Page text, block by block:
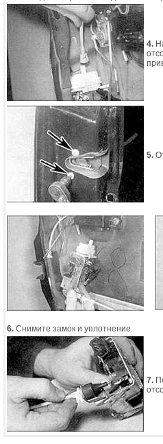
4.
5.
6. Снимите замок и уплотнение.
7.